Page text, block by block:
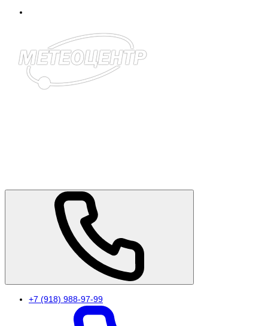
+7 (918) 988-97-99